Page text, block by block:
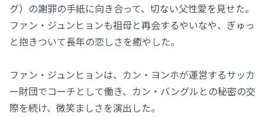
グ）の謝罪の手紙に向き合って、切ない父性愛を見せた。
ファン・ジュンヒョンも祖母と再会するやいなや、ぎゅっ
と抱きついて長年の恋しさを癒やした。
ファン・ジュンヒョンは、カン・ヨンホが運営するサッカ
ー財団でコーチとして働き、カン・バングルとの秘密の交
際を続け、微笑ましさを演出した。